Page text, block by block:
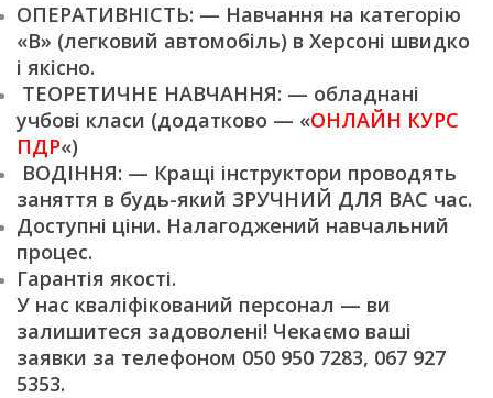
ОПЕРАТИВНІСТЬ: — Навчання на категорію
«В» (легковий автомобіль) в Херсоні швидко
і якісно.
ТЕОРЕТИЧНЕ НАВЧАННЯ: — обладнані
учбові класи (додатково — «ОНЛАЙН КУРС
ПДР«)
ВОДІННЯ: — Кращі інструктори проводять
заняття в будь-який ЗРУЧНИЙ ДЛЯ ВАС час.
Доступні ціни. Налагоджений навчальний
процес.
Гарантія якості.
У нас кваліфікований персонал — ви
залишитеся задоволені! Чекаємо ваші
заявки за телефоном 050 950 7283, 067 927
5353.